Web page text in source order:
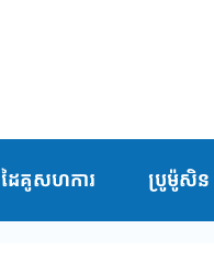
ដៃគូសហការ ប្រូម៉ូសិន